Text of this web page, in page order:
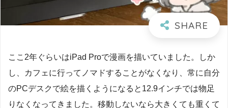
ここ2年ぐらいはiPad Proで漫画を描いていました。しか
し、カフェに行ってノマドすることがなくなり、常に自分
のPCデスクで絵を描くようになると12.9インチでは物足
りなくなってきました。移動しないなら大きくても重くて